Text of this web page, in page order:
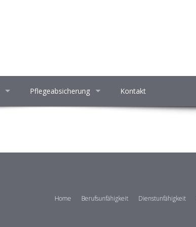
Pflegeabsicherung Kontakt
Home Berufsunfähigkeit Dienstunfähigkeit